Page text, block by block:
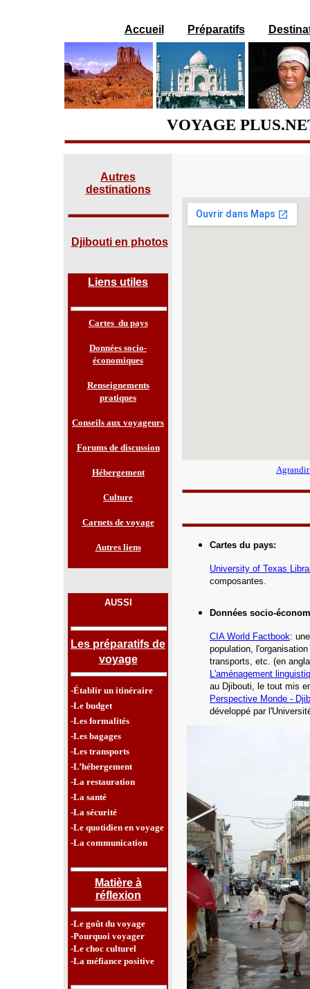
Accueil Préparatifs
VOYAGE
Autres
destinations
Djibouti en photos
Liens utiles
Cartes du pays
Données socio-
économiques
Renseignements
pratiques
Conseils aux voyageurs
Forums de discussion
Hébergement
Culture
Carnets de voyage
Autres liens
AUSSI
Les préparatifs de
voyage
-Établir un itinéraire
-Le budget
-Les formalités
-Les bagages
-Les transports
-L’hébergement
-La restauration
-La santé
-La sécurité
-Le quotidien en voyage
-La communication
Matière à
réflexion
-Le goût du voyage
-Pourquoi voyager
-Le choc culturel
-La méfiance positive
Cartes du pays:
University of Texas
composantes.
Données socio-
CIA World Factbook:
population,
transports, etc. (en
L'aménagement
au Djibouti, le tout mis
Perspective Monde -
développé par